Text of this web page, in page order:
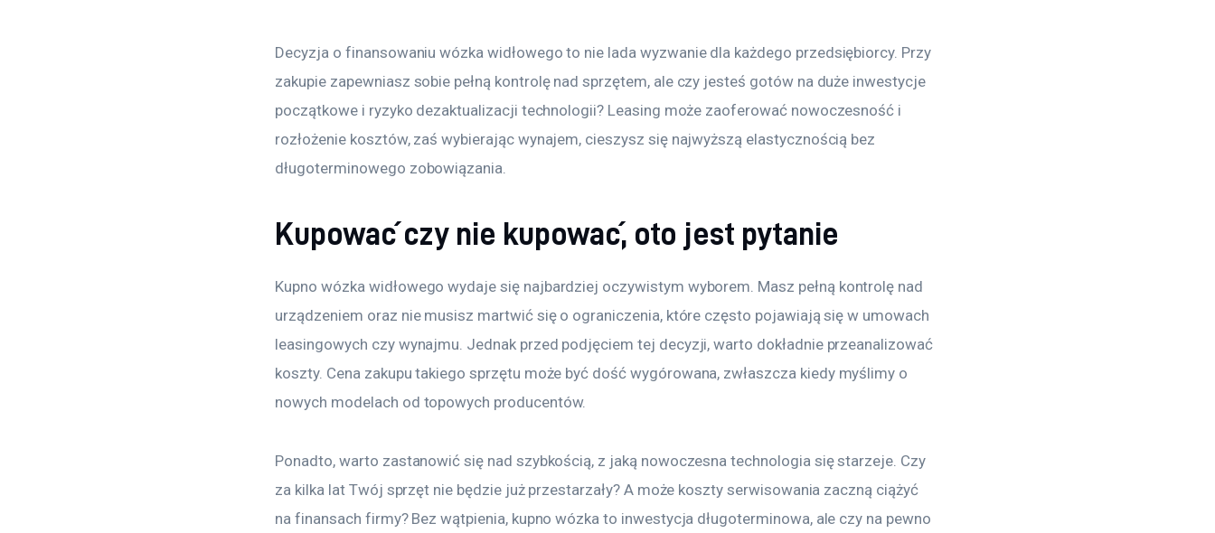
Decyzja o finansowaniu wózka widłowego to nie lada wyzwanie dla każdego przedsiębiorcy. Przy
zakupie zapewniasz sobie pełną kontrolę nad sprzętem, ale czy jesteś gotów na duże inwestycje
początkowe i ryzyko dezaktualizacji technologii? Leasing może zaoferować nowoczesność i
rozłożenie kosztów, zaś wybierając wynajem, cieszysz się najwyższą elastycznością bez
długoterminowego zobowiązania.
Kupować czy nie kupować, oto jest pytanie
Kupno wózka widłowego wydaje się najbardziej oczywistym wyborem. Masz pełną kontrolę nad
urządzeniem oraz nie musisz martwić się o ograniczenia, które często pojawiają się w umowach
leasingowych czy wynajmu. Jednak przed podjęciem tej decyzji, warto dokładnie przeanalizować
koszty. Cena zakupu takiego sprzętu może być dość wygórowana, zwłaszcza kiedy myślimy o
nowych modelach od topowych producentów.
Ponadto, warto zastanowić się nad szybkością, z jaką nowoczesna technologia się starzeje. Czy
za kilka lat Twój sprzęt nie będzie już przestarzały? A może koszty serwisowania zaczną ciążyć
na finansach firmy? Bez wątpienia, kupno wózka to inwestycja długoterminowa, ale czy na pewno